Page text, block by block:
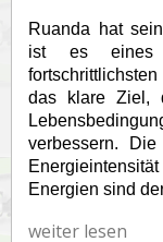
Ruanda hat
ist es eines
das klare Ziel,
verbessern.
Energien sind
weiter lesen